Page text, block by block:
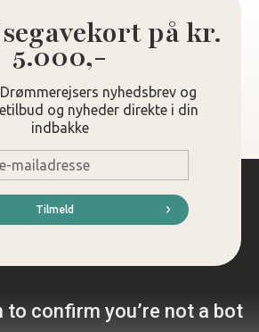
på kr.
5.000,-
nyhedsbrev og
og nyheder direkte i din
indbakke
Tilmeld